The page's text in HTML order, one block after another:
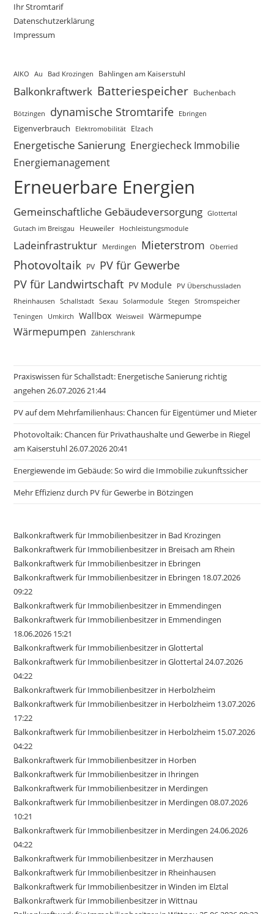
Ihr Stromtarif
Datenschutzerklärung
Impressum
AIKO Au Bad Krozingen Bahlingen am Kaiserstuhl
Balkonkraftwerk Batteriespeicher Buchenbach
Bötzingen dynamische Stromtarife Ebringen
Eigenverbrauch Elektromobilität Elzach
Energetische Sanierung Energiecheck Immobilie
Energiemanagement
Erneuerbare Energien
Gemeinschaftliche Gebäudeversorgung Glottertal
Gutach im Breisgau
Heuweiler Hochleistungsmodule
Ladeinfrastruktur Merdingen Mieterstrom Oberried
Photovoltaik PV PV für Gewerbe
PV für Landwirtschaft PV Module
PV Überschussladen
Rheinhausen
Schallstadt Sexau Solarmodule Stegen
Stromspeicher
Teningen
Umkirch Wallbox Weisweil Wärmepumpe
Wärmepumpen Zählerschrank
Praxiswissen für Schallstadt: Energetische Sanierung richtig
angehen 26.07.2026 21:44
PV auf dem Mehrfamilienhaus: Chancen für Eigentümer und Mieter
Photovoltaik: Chancen für Privathaushalte und Gewerbe in Riegel
am Kaiserstuhl 26.07.2026 20:41
Energiewende im Gebäude: So wird die Immobilie zukunftssicher
Mehr Effizienz durch PV für Gewerbe in Bötzingen
Balkonkraftwerk für Immobilienbesitzer in Bad Krozingen
Balkonkraftwerk für Immobilienbesitzer in Breisach am Rhein
Balkonkraftwerk für Immobilienbesitzer in Ebringen
Balkonkraftwerk für Immobilienbesitzer in Ebringen 18.07.2026
09:22
Balkonkraftwerk für Immobilienbesitzer in Emmendingen
Balkonkraftwerk für Immobilienbesitzer in Emmendingen
18.06.2026 15:21
Balkonkraftwerk für Immobilienbesitzer in Glottertal
Balkonkraftwerk für Immobilienbesitzer in Glottertal 24.07.2026
04:22
Balkonkraftwerk für Immobilienbesitzer in Herbolzheim
Balkonkraftwerk für Immobilienbesitzer in Herbolzheim 13.07.2026
17:22
Balkonkraftwerk für Immobilienbesitzer in Herbolzheim 15.07.2026
04:22
Balkonkraftwerk für Immobilienbesitzer in Horben
Balkonkraftwerk für Immobilienbesitzer in Ihringen
Balkonkraftwerk für Immobilienbesitzer in Merdingen
Balkonkraftwerk für Immobilienbesitzer in Merdingen 08.07.2026
10:21
Balkonkraftwerk für Immobilienbesitzer in Merdingen 24.06.2026
04:22
Balkonkraftwerk für Immobilienbesitzer in Merzhausen
Balkonkraftwerk für Immobilienbesitzer in Rheinhausen
Balkonkraftwerk für Immobilienbesitzer in Winden im Elztal
Balkonkraftwerk für Immobilienbesitzer in Wittnau